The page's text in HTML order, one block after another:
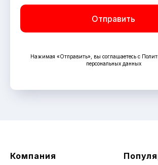
Отправить
Нажимая «Отправить», вы соглашаетесь с
персональных данных
Компания